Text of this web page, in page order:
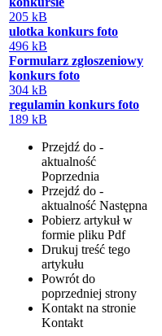
205 kB
ulotka konkurs foto
496 kB
Formularz zgloszeniowy
konkurs foto
304 kB
regulamin konkurs foto
189 kB
Przejdź do -
aktualność
Poprzednia
Przejdź do -
aktualność Następna
Pobierz artykuł w
formie pliku Pdf
Drukuj treść tego
artykułu
Powrót do
poprzedniej strony
Kontakt na stronie
Kontakt